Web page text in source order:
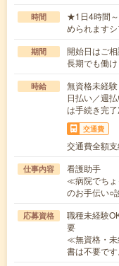
時間
★1日4時間
められます
期間
開始日はご
長期でも働け
時給
無資格未経
日払い／週
は手続き完了
交通費
交通費全額
仕事内容
看護助手
≪病院でちょ
のお手伝い○
応募資格
職種未経験
要
≪無資格・
書は不要で